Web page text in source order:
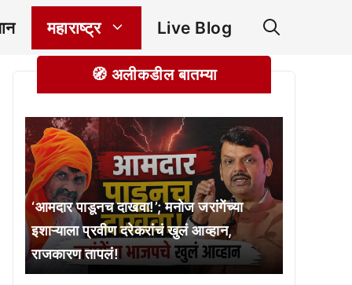
महाराष्ट्र Live Blog
🧭 अलीकडील बातम्या
‘आमदार पाडूनच दाखवा!’; मनोज जरांगेंच्या
इशाऱ्याला प्रवीण दरेकरांचं खुलं आव्हान,
राजकारण तापलं!